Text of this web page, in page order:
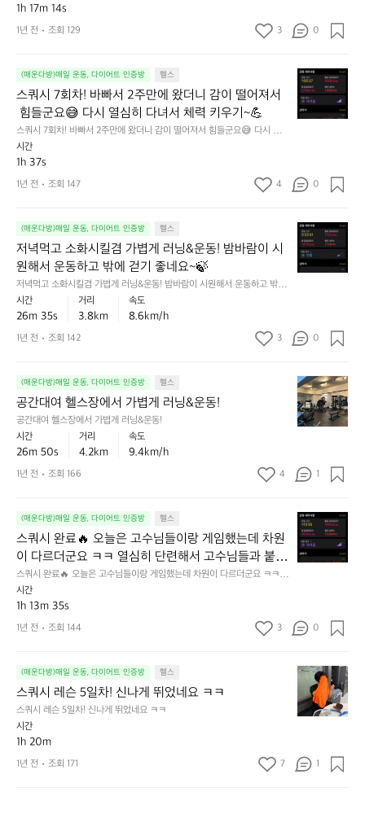
에
하
니
매
우
힘
😅
열
히
해
서
2
지
해
기
~!
아
자
💪
하
자
다
짐
중.
아
는
성
중
혼
자
하
운
친
들
같
이
해
🏃
😆
서
테
이
션
이
니
운
이
덜
됐
군
완
1h 17m 14s
1년 전 조회 129 3 0
(매운다방)매일 운동, 다이어트 인증방 헬스
스쿼시 7회차! 바빠서 2주만에 왔더니 감이 떨어져서
힘들군요😅 다시 열심히 다녀서 체력 키우기~💪
스쿼시 7회차! 바빠서 2주만에 왔더니 감이 떨어져서 힘들군요😅 다시 열심
히 다녀서 체력 키우기~💪
스
쿼
시
7
빠
주
만
에
왔
이
져
서
힘
들
요
😅
시
열
심
히
체
력
우
기
~
💪
시간
1h 37s
1년 전 조회 147 4 0
(매운다방)매일 운동, 다이어트 인증방 헬스
저녁먹고 소화시킬겸 가볍게 러닝&운동! 밤바람이 시
원해서 운동하고 밖에 걷기 좋네요~🍃
저녁먹고 소화시킬겸 가볍게 러닝&운동! 밤바람이 시원해서 운동하고 밖에
걷기 좋네요~🍃
저
녁
먹
고
킬
볍
게
러
닝
동!
바
람
이
시
운
동
고
밖
에
걷
네
요
시간
26m 35s
거리
3.8km
속도
8.6km/h
1년 전 조회 142 3 0
(매운다방)매일 운동, 다이어트 인증방 헬스
공간대여 헬스장에서 가볍게 러닝&운동!
공간대여 헬스장에서 가볍게 러닝&운동!
공
간
대
여
장
가
볍
게
동!
시간
26m 50s
거리
4.2km
속도
9.4km/h
1년 전 조회 166 4 1
(매운다방)매일 운동, 다이어트 인증방 헬스
스쿼시 완료🔥 오늘은 고수님들이랑 게임했는데 차원
이 다르더군요 ㅋㅋ 열심히 단련해서 고수님들과 붙을
그날까지~!🎾
스쿼시 완료🔥 오늘은 고수님들이랑 게임했는데 차원이 다르더군요 ㅋㅋ 열
심히 단련해서 고수님들과 붙을 그날까지~!🎾
스
쿼
시
완
늘
수
님
들
이
임
시간
1h 13m 35s
1년 전 조회 144 3 0
(매운다방)매일 운동, 다이어트 인증방 헬스
스쿼시 레슨 5일차! 신나게 뛰었네요 ㅋㅋ
스쿼시 레슨 5일차! 신나게 뛰었네요 ㅋㅋ
스
쿼
시
레
일
시간
1h 20m
1년 전 조회 171 7 1